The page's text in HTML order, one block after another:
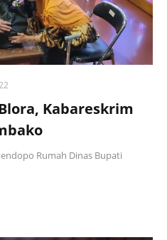
Kabareskrim
Rumah Dinas Bupati